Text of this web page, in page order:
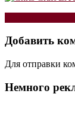
по
записям
Добавить
Для отправки
Немного